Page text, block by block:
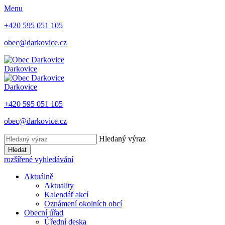
Menu
+420 595 051 105
obec@darkovice.cz
Darkovice
Darkovice
+420 595 051 105
obec@darkovice.cz
Hledaný výraz
Hledat
rozšířené vyhledávání
Aktuálně
Aktuality
Kalendář akcí
Oznámení okolních obcí
Obecní úřad
Úřední deska